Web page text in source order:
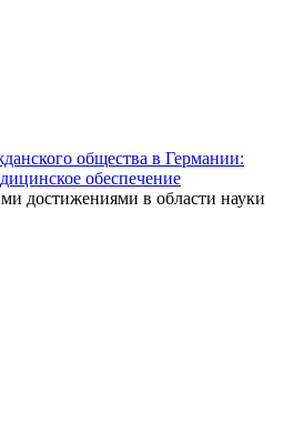
общества в Германии:
обеспечение
достижениями в области науки